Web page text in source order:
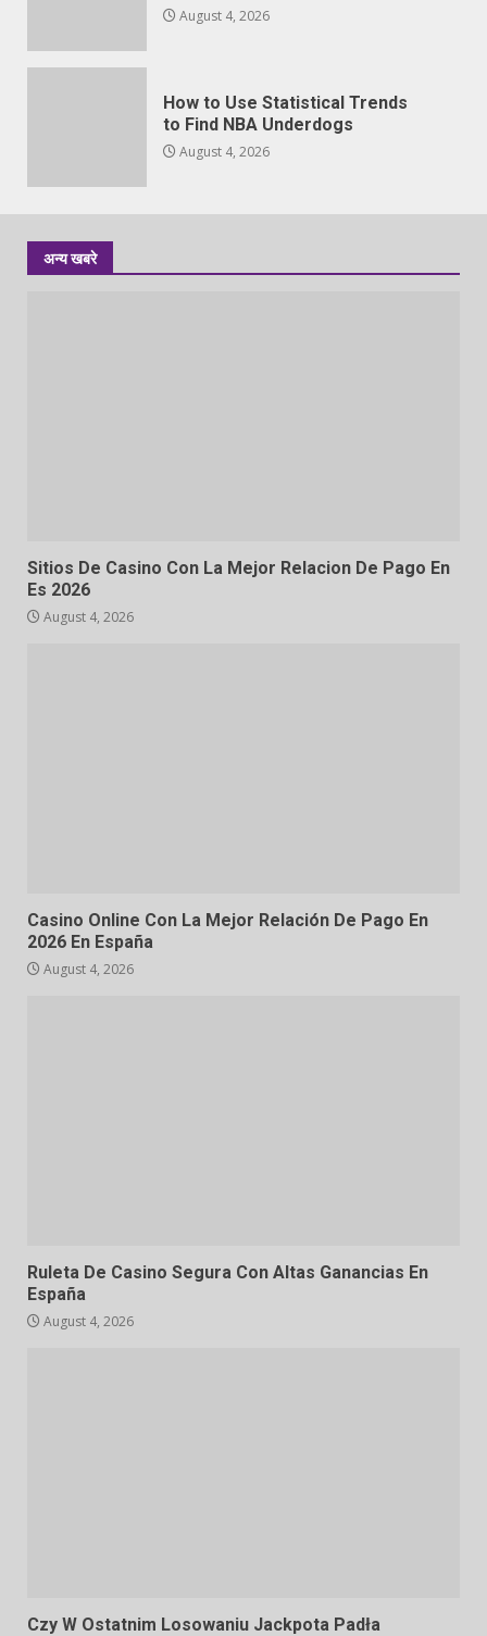
August 4, 2026
How to Use Statistical Trends
to Find NBA Underdogs
August 4, 2026
अन्य खबरे
Sitios De Casino Con La Mejor Relacion De Pago En
Es 2026
August 4, 2026
Casino Online Con La Mejor Relación De Pago En
2026 En España
August 4, 2026
Ruleta De Casino Segura Con Altas Ganancias En
España
August 4, 2026
Czy W Ostatnim Losowaniu Jackpota Padła